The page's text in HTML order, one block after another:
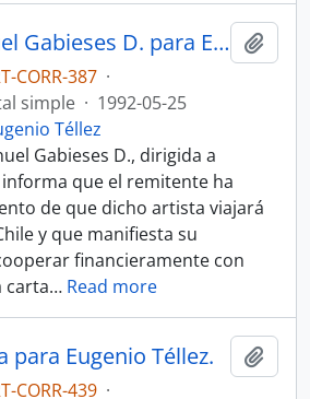
Carta de Manuel Gabieses D. para Eugenio Téllez.
CORR-387 ·
simple · 1992-05-25
Téllez
Gabieses D., dirigida a
informa que el remitente ha
de que dicho artista viajará
y que manifiesta su
financieramente con
carta… Read more
para Eugenio Téllez.
CORR-439 ·